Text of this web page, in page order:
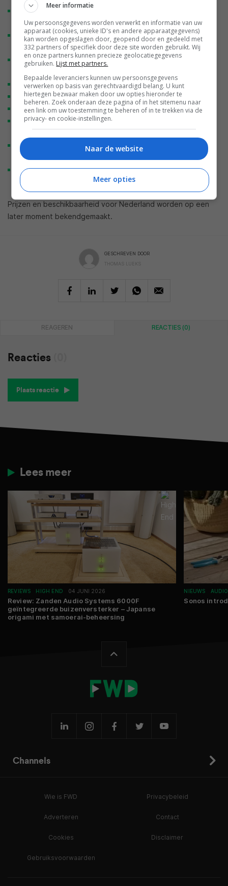
AI Menu Translation voor visuele vertaling van
buitenlandse menu’s.
Batterijcapaciteit vanaf 6.000 mAh, tot 6.500 mAh op de
Reno16 F.
80W SUPERVOOC-snelladen (Reno16 Pro en Reno16) /
MediaTek Dimensity 8550 Super Platform (Reno16 Pro).
Snapdragon 7 Gen 4 Mobile Platform (Reno16).
AI LinkBoost 4.0 voor verbeterde connectiviteit.
IP68-, IP69- en IP69K-certificering voor water- en
Ondersteuning voor bediening met natte handen en
handschoenen.
OPPO Bubble-accessoire met AMOLED-scherm en
draadloze camerabediening.
Prijzen en beschikbaarheid voor Nederland worden op een
later moment bekendgemaakt.
GESCHREVEN DOOR
THOMAS LUEKS
REAGEREN REACTIES (0)
Reacties
Plaats reactie
Lees meer
REVIEWS HIGH END 04 JUNI 2026
Review: Zanden Audio Systems 6000F
geïntegreerde buizenversterker – Japanse
origami met samoerai-beheersing
NIEUWS AUDIO
Sonos
Channels
Wie is FWD Privacybeleid
Adverteren Contact
Cookies Disclaimer
Gebruiksvoorwaarden
Meer informatie
Uw persoonsgegevens worden verwerkt en informatie van uw
apparaat (cookies, unieke ID's en andere apparaatgegevens)
kan worden opgeslagen door, geopend door en gedeeld met
332 partners of specifiek door deze site worden gebruikt. Wij
en onze partners kunnen precieze geolocatiegegevens
gebruiken. Lijst met partners.
Bepaalde leveranciers kunnen uw persoonsgegevens
verwerken op basis van gerechtvaardigd belang. U kunt
hiertegen bezwaar maken door uw opties hieronder te
beheren. Zoek onderaan deze pagina of in het sitemenu naar
een link om uw toestemming te beheren of in te trekken via de
privacy- en cookie-instellingen.
Naar de website
Meer opties